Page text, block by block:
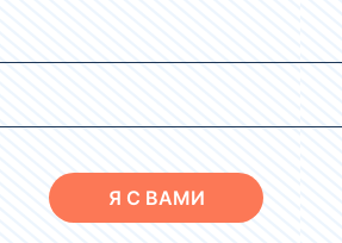
Я С ВАМИ